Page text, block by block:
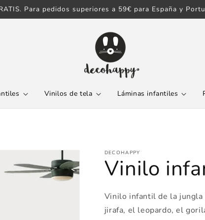
Para pedidos superiores a 59€ para España y
Vinilos de tela Láminas infantiles
DECOHAPPY
Vinilo
Vinilo infantil de la jungla
jirafa, el leopardo, el